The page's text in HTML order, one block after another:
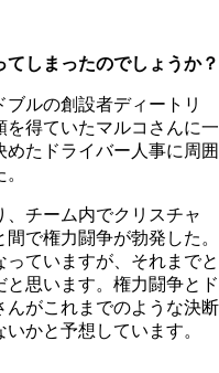
しまったのでしょうか？
ルの創設者ディートリ
を得ていたマルコさんに一
たドライバー人事に周囲
チーム内でクリスチャ
で権力闘争が勃発した。
ていますが、それまでと
思います。権力闘争とド
んがこれまでのような決断
かと予想しています。